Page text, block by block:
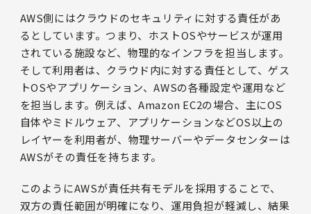
AWS側にはクラウドのセキュリティに対する責任があ
るとしています。つまり、ホストOSやサービスが運用
されている施設など、物理的なインフラを担当します。
そして利用者は、クラウド内に対する責任として、ゲス
トOSやアプリケーション、AWSの各種設定や運用など
を担当します。例えば、Amazon EC2の場合、主にOS
自体やミドルウェア、アプリケーションなどOS以上の
レイヤーを利用者が、物理サーバーやデータセンターは
AWSがその責任を持ちます。
このようにAWSが責任共有モデルを採用することで、
双方の責任範囲が明確になり、運用負担が軽減し、結果